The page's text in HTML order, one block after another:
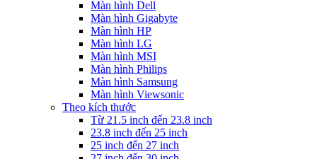
Màn hình Dell
Màn hình Gigabyte
Màn hình HP
Màn hình LG
Màn hình MSI
Màn hình Philips
Màn hình Samsung
Màn hình Viewsonic
Theo kích thước
Từ 21.5 inch đến 23.8 inch
23.8 inch đến 25 inch
25 inch đến 27 inch